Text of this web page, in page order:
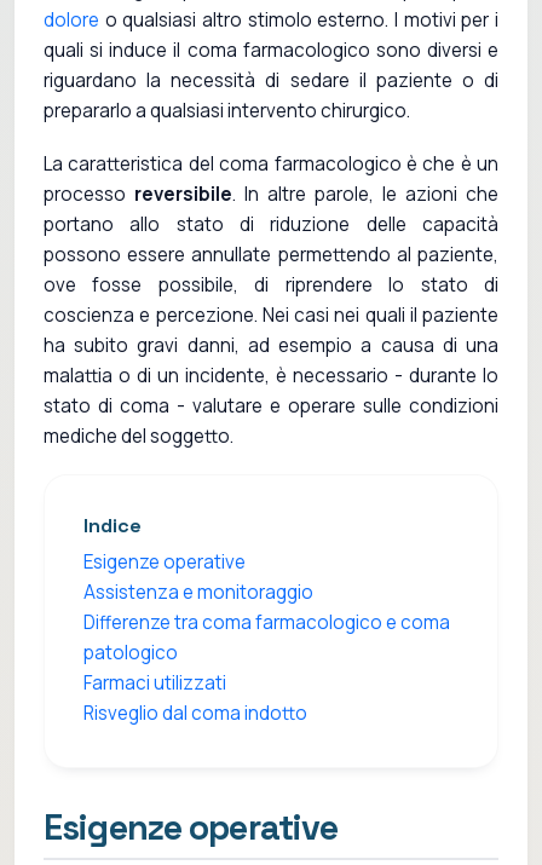
dolore o qualsiasi altro stimolo esterno. I motivi per i
quali si induce il coma farmacologico sono diversi e
riguardano la necessità di sedare il paziente o di
prepararlo a qualsiasi intervento chirurgico.
La caratteristica del coma farmacologico è che è un
processo reversibile. In altre parole, le azioni che
portano allo stato di riduzione delle capacità
possono essere annullate permettendo al paziente,
ove fosse possibile, di riprendere lo stato di
coscienza e percezione. Nei casi nei quali il paziente
ha subito gravi danni, ad esempio a causa di una
malattia o di un incidente, è necessario - durante lo
stato di coma - valutare e operare sulle condizioni
mediche del soggetto.
Indice
Esigenze operative
Assistenza e monitoraggio
Differenze tra coma farmacologico e coma
patologico
Farmaci utilizzati
Risveglio dal coma indotto
Esigenze operative